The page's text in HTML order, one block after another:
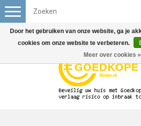
Toggle
navigation
Door het gebruiken van onze website, ga je
cookies om onze website te verbeteren.
Meer over cookies »